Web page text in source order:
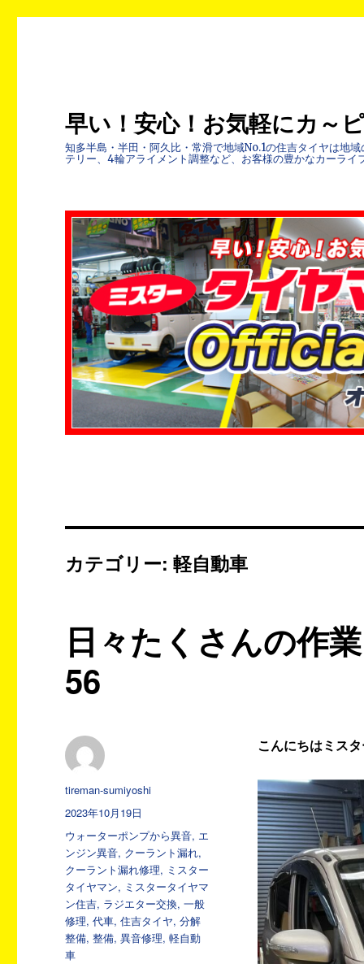
早い！安心！お気軽にカ～
知多半島・半田・阿久比・常滑で地域No.1の住吉タイヤは地
テリー、4輪アライメント調整など、お客様の豊かなカーラ
カテゴリー:軽自動車
日々たくさんの作
56
こんにちはミス
投
稿
tireman-sumiyoshi
投
稿
日:
2023年10月19日
カ
テ
ゴ
リ
ー
ウォーターポンプから異音, エ
ンジン異音, クーラント漏れ,
クーラント漏れ修理, ミスター
タイヤマン, ミスタータイヤマ
ン住吉, ラジエター交換,一般
修理,代車,住吉タイヤ,分解
整備,整備,異音修理,軽自動
車